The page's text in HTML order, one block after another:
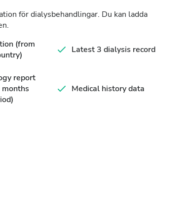
för dialysbehandlingar. Du kan ladda
(from
Latest 3 dialysis record
report
Medical history data